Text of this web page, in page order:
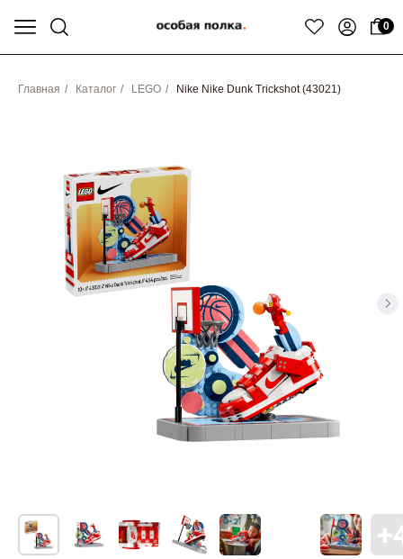
0
Главная / Каталог / LEGO / Nike Nike Dunk Trickshot (43021)